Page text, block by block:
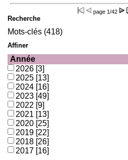
page 1/42
Recherche
Mots-clés (418)
Affiner
Année
2026 [3]
2025 [13]
2024 [16]
2023 [49]
2022 [9]
2021 [13]
2020 [25]
2019 [22]
2018 [26]
2017 [16]